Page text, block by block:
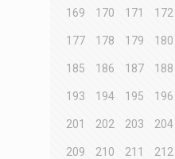
169 170 171 172
177 178 179 180
185 186 187 188
193 194 195 196
201 202 203 204
209 210 211 212